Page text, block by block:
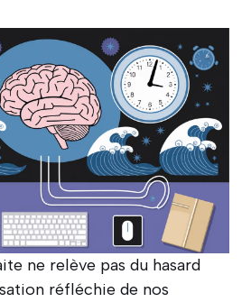
ne relève pas du hasard
réfléchie de nos